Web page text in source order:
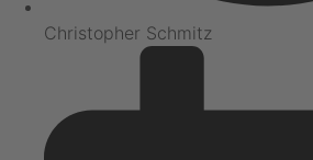
Christopher Schmitz